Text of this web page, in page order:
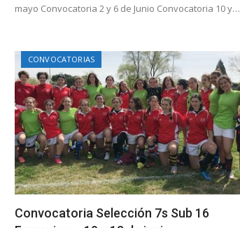
mayo Convocatoria 2 y 6 de Junio Convocatoria 10 y…
CONVOCATORIAS
Convocatoria Selección 7s Sub 16